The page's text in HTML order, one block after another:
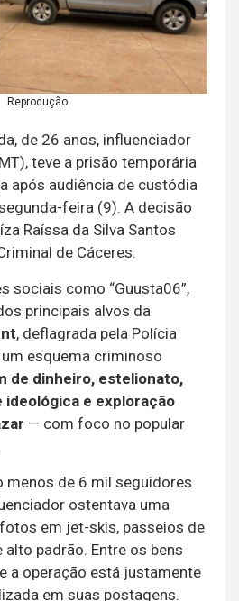
Reprodução
de 26 anos, influenciador
teve a prisão temporária
após audiência de custódia
feira (9). A decisão
Raíssa da Silva Santos
de Cáceres.
sociais como “Guusta06”,
principais alvos da
, deflagrada pela Polícia
esquema criminoso
de dinheiro, estelionato,
ideológica e exploração
— com foco no popular
menos de 6 mil seguidores
ostentava uma
em jet-skis, passeios de
alto padrão. Entre os bens
a operação está justamente
em suas postagens.